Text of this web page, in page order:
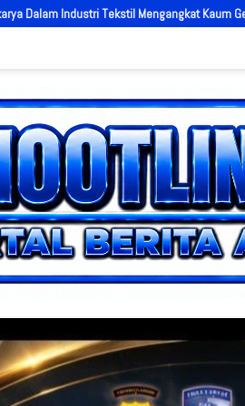
Gender Tua – Muda Punya Semangat